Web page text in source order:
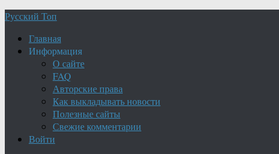
Русский Топ
Главная
Информация
О сайте
FAQ
Авторские права
Как выкладывать новости
Полезные сайты
Свежие комментарии
Войти